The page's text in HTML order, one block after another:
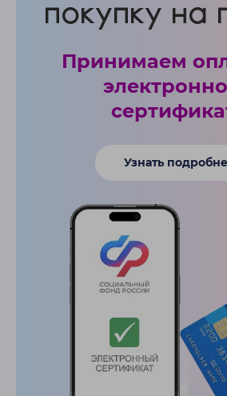
покупку на
Принимаем
Узнать